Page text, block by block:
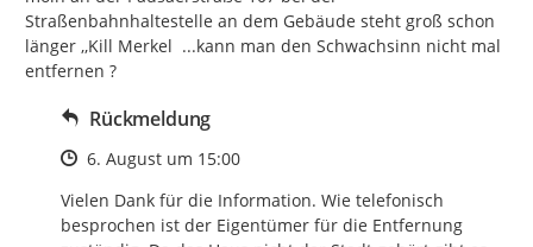
Straßenbahnhaltestelle an dem Gebäude steht groß schon
länger ,,Kill Merkel  ...kann man den Schwachsinn nicht mal
entfernen ?
Rückmeldung
Zeitpunkt des Erstellens
6. August um 15:00
Vielen Dank für die Information. Wie telefonisch
besprochen ist der Eigentümer für die Entfernung